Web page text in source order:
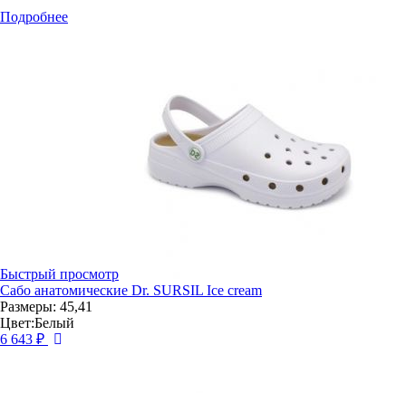
Подробнее
Быстрый просмотр
Сабо анатомические Dr. SURSIL Ice cream
Размеры: 45,41
Цвет:Белый
6 643 ₽